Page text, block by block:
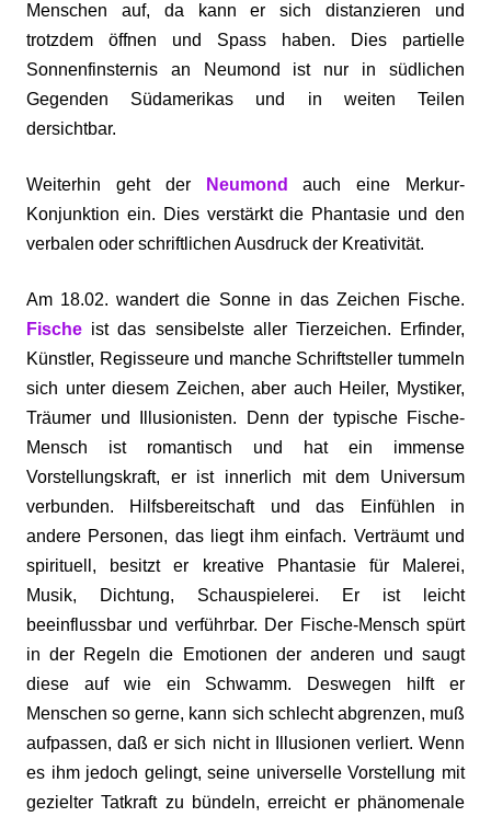
Menschen auf, da kann er sich distanzieren und
trotzdem öffnen und Spass haben. Dies partielle
Sonnenfinsternis an Neumond ist nur in südlichen
Gegenden Südamerikas und in weiten Teilen
dersichtbar.
Weiterhin geht der Neumond
auch eine Merkur-
Konjunktion ein. Dies verstärkt die Phantasie und den
verbalen oder schriftlichen Ausdruck der Kreativität.
Am 18.02. wandert die Sonne in das Zeichen Fische.
Fische ist das sensibelste aller Tierzeichen. Erfinder,
Künstler, Regisseure und manche Schriftsteller tummeln
sich unter diesem Zeichen, aber auch Heiler, Mystiker,
Träumer und Illusionisten. Denn der typische Fische-
Mensch ist romantisch und hat ein immense
Vorstellungskraft, er ist innerlich mit dem Universum
verbunden. Hilfsbereitschaft und das Einfühlen in
andere Personen, das liegt ihm einfach. Verträumt und
spirituell, besitzt er kreative Phantasie für Malerei,
Musik, Dichtung, Schauspielerei. Er ist leicht
beeinflussbar und verführbar. Der Fische-Mensch spürt
in der Regeln die Emotionen der anderen und saugt
diese auf wie ein Schwamm. Deswegen hilft er
Menschen so gerne, kann sich schlecht abgrenzen, muß
aufpassen, daß er sich nicht in Illusionen verliert. Wenn
es ihm jedoch gelingt, seine universelle Vorstellung mit
gezielter Tatkraft zu bündeln, erreicht er phänomenale